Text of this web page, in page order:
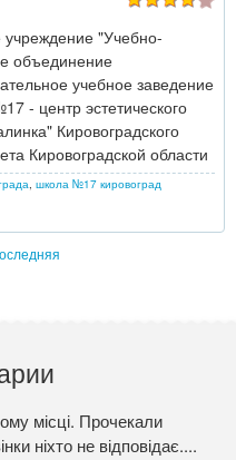
"Учебно-
объединение
учебное заведение
- центр эстетического
Кировоградского
Кировоградской области
школа №17 кировоград
місці. Прочекали
ніхто не відповідає....